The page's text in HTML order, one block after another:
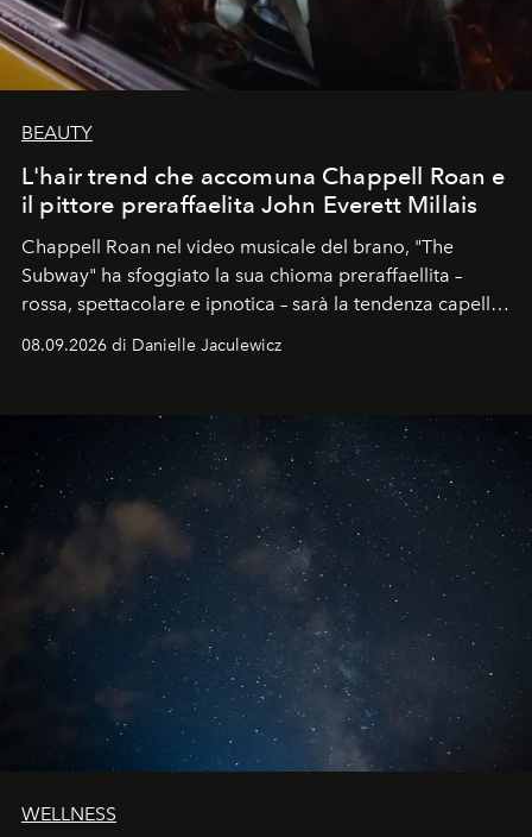
BEAUTY
L'hair trend che accomuna Chappell Roan e
il pittore preraffaelita John Everett Millais
Chappell Roan nel video musicale del brano, "The
Subway" ha sfoggiato la sua chioma preraffaellita –
rossa, spettacolare e ipnotica – sarà la tendenza capelli
dell'autunno?
08.09.2026 di Danielle Jaculewicz
WELLNESS